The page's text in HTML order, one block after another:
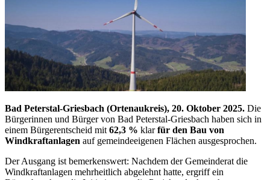
Bad Peterstal-Griesbach (Ortenaukreis), 20. Oktober 2025. Die
Bürgerinnen und Bürger von Bad Peterstal-Griesbach haben sich in
einem Bürgerentscheid mit 62,3 % klarfür den Bau von
Windkraftanlagen auf gemeindeeigenen Flächen ausgesprochen.
Der Ausgang ist bemerkenswert: Nachdem der Gemeinderat die
Windkraftanlagen mehrheitlich abgelehnt hatte, ergriff ein